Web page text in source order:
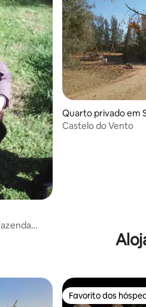
Quarto privado em
Castelo do Vento
apreciados Favorito dos
Favorito dos